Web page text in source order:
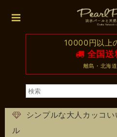
10000円以上
全国送
離島・北海
シンプルな大人カッコ
ル